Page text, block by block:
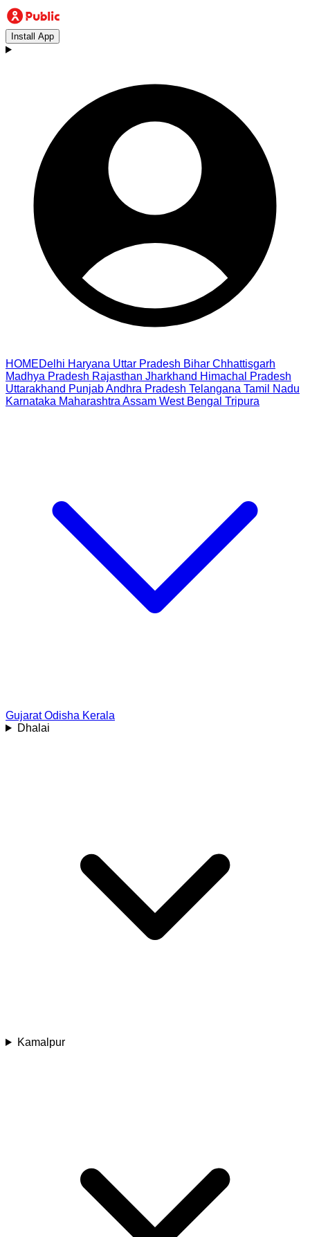
Install App
HOMEDelhi Haryana Uttar Pradesh Bihar Chhattisgarh
Madhya Pradesh Rajasthan Jharkhand Himachal Pradesh
Uttarakhand PunjabAndhra Pradesh Telangana Tamil Nadu
Karnataka Maharashtra Assam West Bengal Tripura
Gujarat Odisha Kerala
Dhalai
Kamalpur